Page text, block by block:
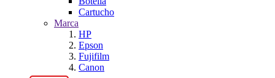
Cartucho
Marca
HP
Epson
Fujifilm
Canon